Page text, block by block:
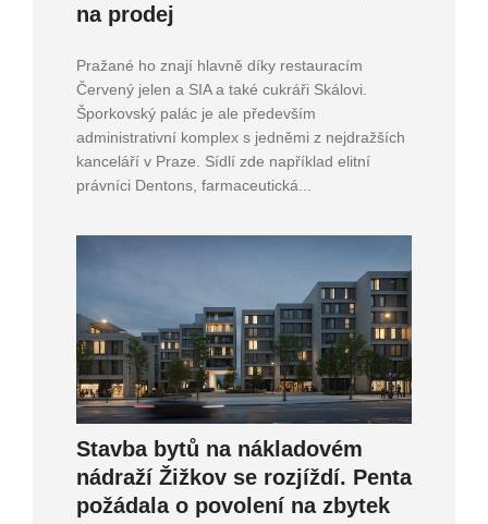
na prodej
Pražané ho znají hlavně díky restauracím
Červený jelen a SIA a také cukráři Skálovi.
Šporkovský palác je ale především
administrativní komplex s jedněmi z nejdražších
kanceláří v Praze. Sídlí zde například elitní
právníci Dentons, farmaceutická...
Stavba bytů na nákladovém
nádraží Žižkov se rozjíždí. Penta
požádala o povolení na zbytek